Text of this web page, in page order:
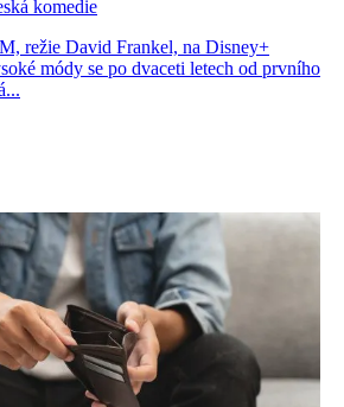
komedie
režie David Frankel, na Disney+
módy se po dvaceti letech od prvního